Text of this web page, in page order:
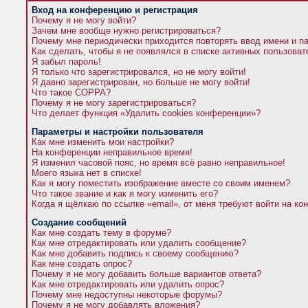
Вход на конференцию и регистрация
Почему я не могу войти?
Зачем мне вообще нужно регистрироваться?
Почему мне периодически приходится повторять ввод имени и
Как сделать, чтобы я не появлялся в списке активных
Я забыл пароль!
Я только что зарегистрировался, но не могу войти!
Я давно зарегистрирован, но больше не могу войти!
Что такое COPPA?
Почему я не могу зарегистрироваться?
Что делает функция «Удалить cookies конференции»?
Параметры и настройки пользователя
Как мне изменить мои настройки?
На конференции неправильное время!
Я изменил часовой пояс, но время всё равно неправильное!
Моего языка нет в списке!
Как я могу поместить изображение вместе со своим именем?
Что такое звание и как я могу изменить его?
Когда я щёлкаю по ссылке «email», от меня требуют войти на
Создание сообщений
Как мне создать тему в форуме?
Как мне отредактировать или удалить сообщение?
Как мне добавить подпись к своему сообщению?
Как мне создать опрос?
Почему я не могу добавить больше вариантов ответа?
Как мне отредактировать или удалить опрос?
Почему мне недоступны некоторые форумы?
Почему я не могу добавлять вложения?